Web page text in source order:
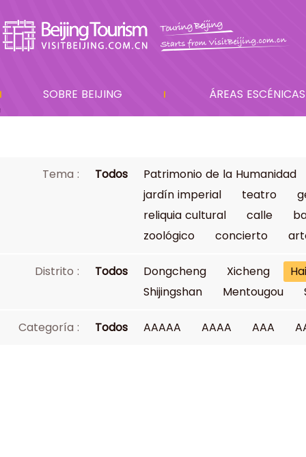
SOBRE BEIJING ÁREAS ESCÉNICAS
Tema : Todos
Patrimonio de la Humanidad
jardín imperial
teatro
reliquia cultural
calle
zoológico
concierto
Distrito : Todos Dongcheng Xicheng
Shijingshan
Mentougou
Categoría : Todos AAAAA AAAA AAA